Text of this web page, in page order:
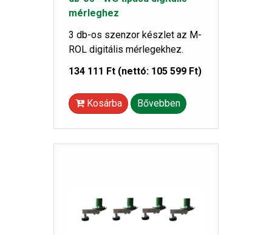
mérleghez
3 db-os szenzor készlet az M-
ROL digitális mérlegekhez.
134 111 Ft (nettó: 105 599 Ft)
Kosárba Bővebben